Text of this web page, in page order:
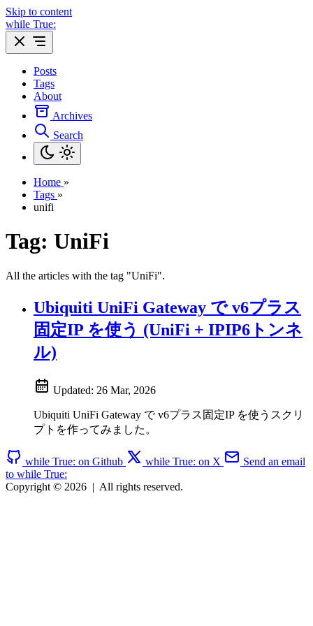
Skip to content
while True:
Posts
Tags
About
Archives
Search
Home »
Tags »
unifi
Tag: UniFi
All the articles with the tag "UniFi".
Ubiquiti UniFi Gateway で v6プラス
固定IP を使う (UniFi + IPIP6トンネ
ル)
Updated: 26 Mar, 2026
Ubiquiti UniFi Gateway で v6プラス固定IP を使うスクリ
プトを作ってみました。
while True: on Github while True: on X
Send an email
to while True:
Copyright © 2026 | All rights reserved.